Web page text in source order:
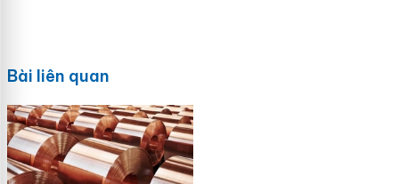
Bài liên quan